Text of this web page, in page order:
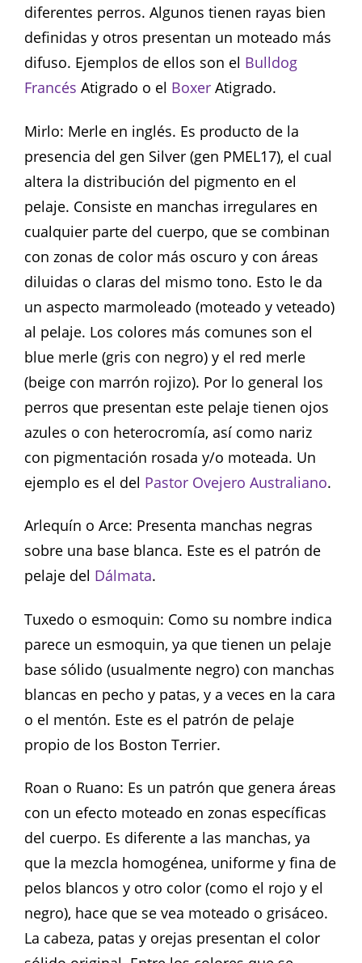
diferentes perros. Algunos tienen rayas bien
definidas y otros presentan un moteado más
difuso. Ejemplos de ellos son el Bulldog
Francés Atigrado o el Boxer Atigrado.
Mirlo: Merle en inglés. Es producto de la
presencia del gen Silver (gen PMEL17), el cual
altera la distribución del pigmento en el
pelaje. Consiste en manchas irregulares en
cualquier parte del cuerpo, que se combinan
con zonas de color más oscuro y con áreas
diluidas o claras del mismo tono. Esto le da
un aspecto marmoleado (moteado y veteado)
al pelaje. Los colores más comunes son el
blue merle (gris con negro) y el red merle
(beige con marrón rojizo). Por lo general los
perros que presentan este pelaje tienen ojos
azules o con heterocromía, así como nariz
con pigmentación rosada y/o moteada. Un
ejemplo es el del Pastor Ovejero Australiano.
Arlequín o Arce: Presenta manchas negras
sobre una base blanca. Este es el patrón de
pelaje del Dálmata.
Tuxedo o esmoquin: Como su nombre indica
parece un esmoquin, ya que tienen un pelaje
base sólido (usualmente negro) con manchas
blancas en pecho y patas, y a veces en la cara
o el mentón. Este es el patrón de pelaje
propio de los Boston Terrier.
Roan o Ruano: Es un patrón que genera áreas
con un efecto moteado en zonas específicas
del cuerpo. Es diferente a las manchas, ya
que la mezcla homogénea, uniforme y fina de
pelos blancos y otro color (como el rojo y el
negro), hace que se vea moteado o grisáceo.
La cabeza, patas y orejas presentan el color